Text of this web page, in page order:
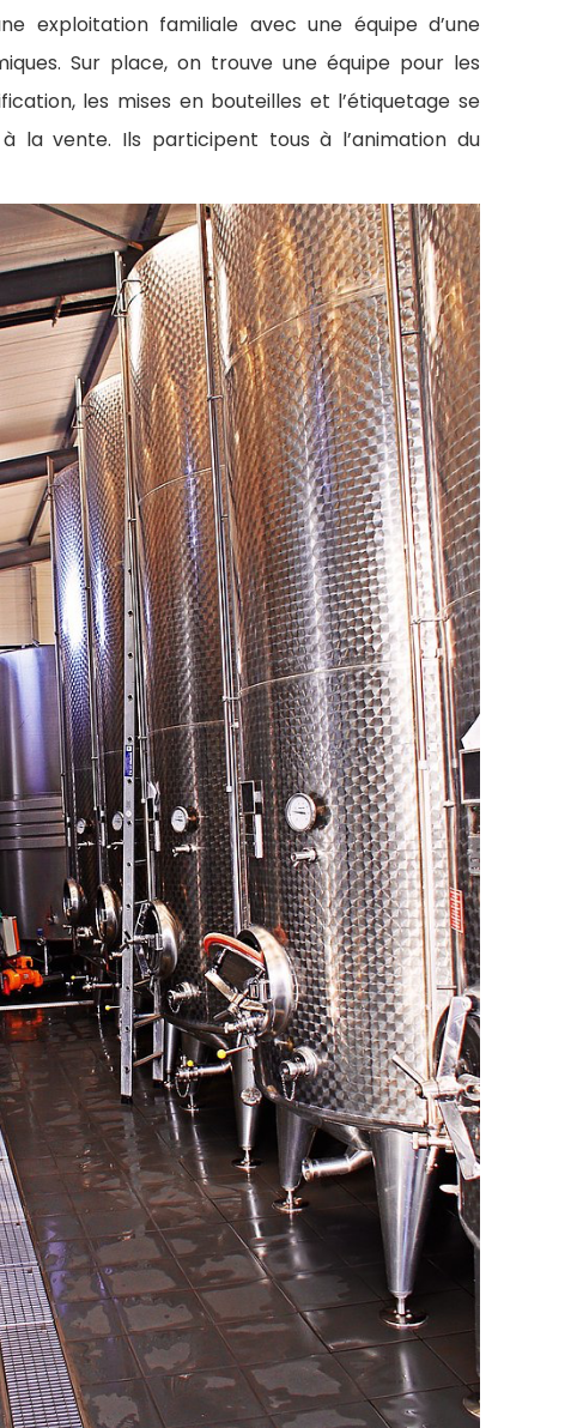
exploitation familiale avec une équipe d’une
Sur place, on trouve une équipe pour les
les mises en bouteilles et l’étiquetage se
la vente. Ils participent tous à l’animation du